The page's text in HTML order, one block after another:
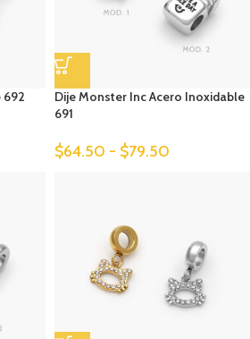
692
Dije Monster Inc Acero Inoxidable
691
$64.50 - $79.50